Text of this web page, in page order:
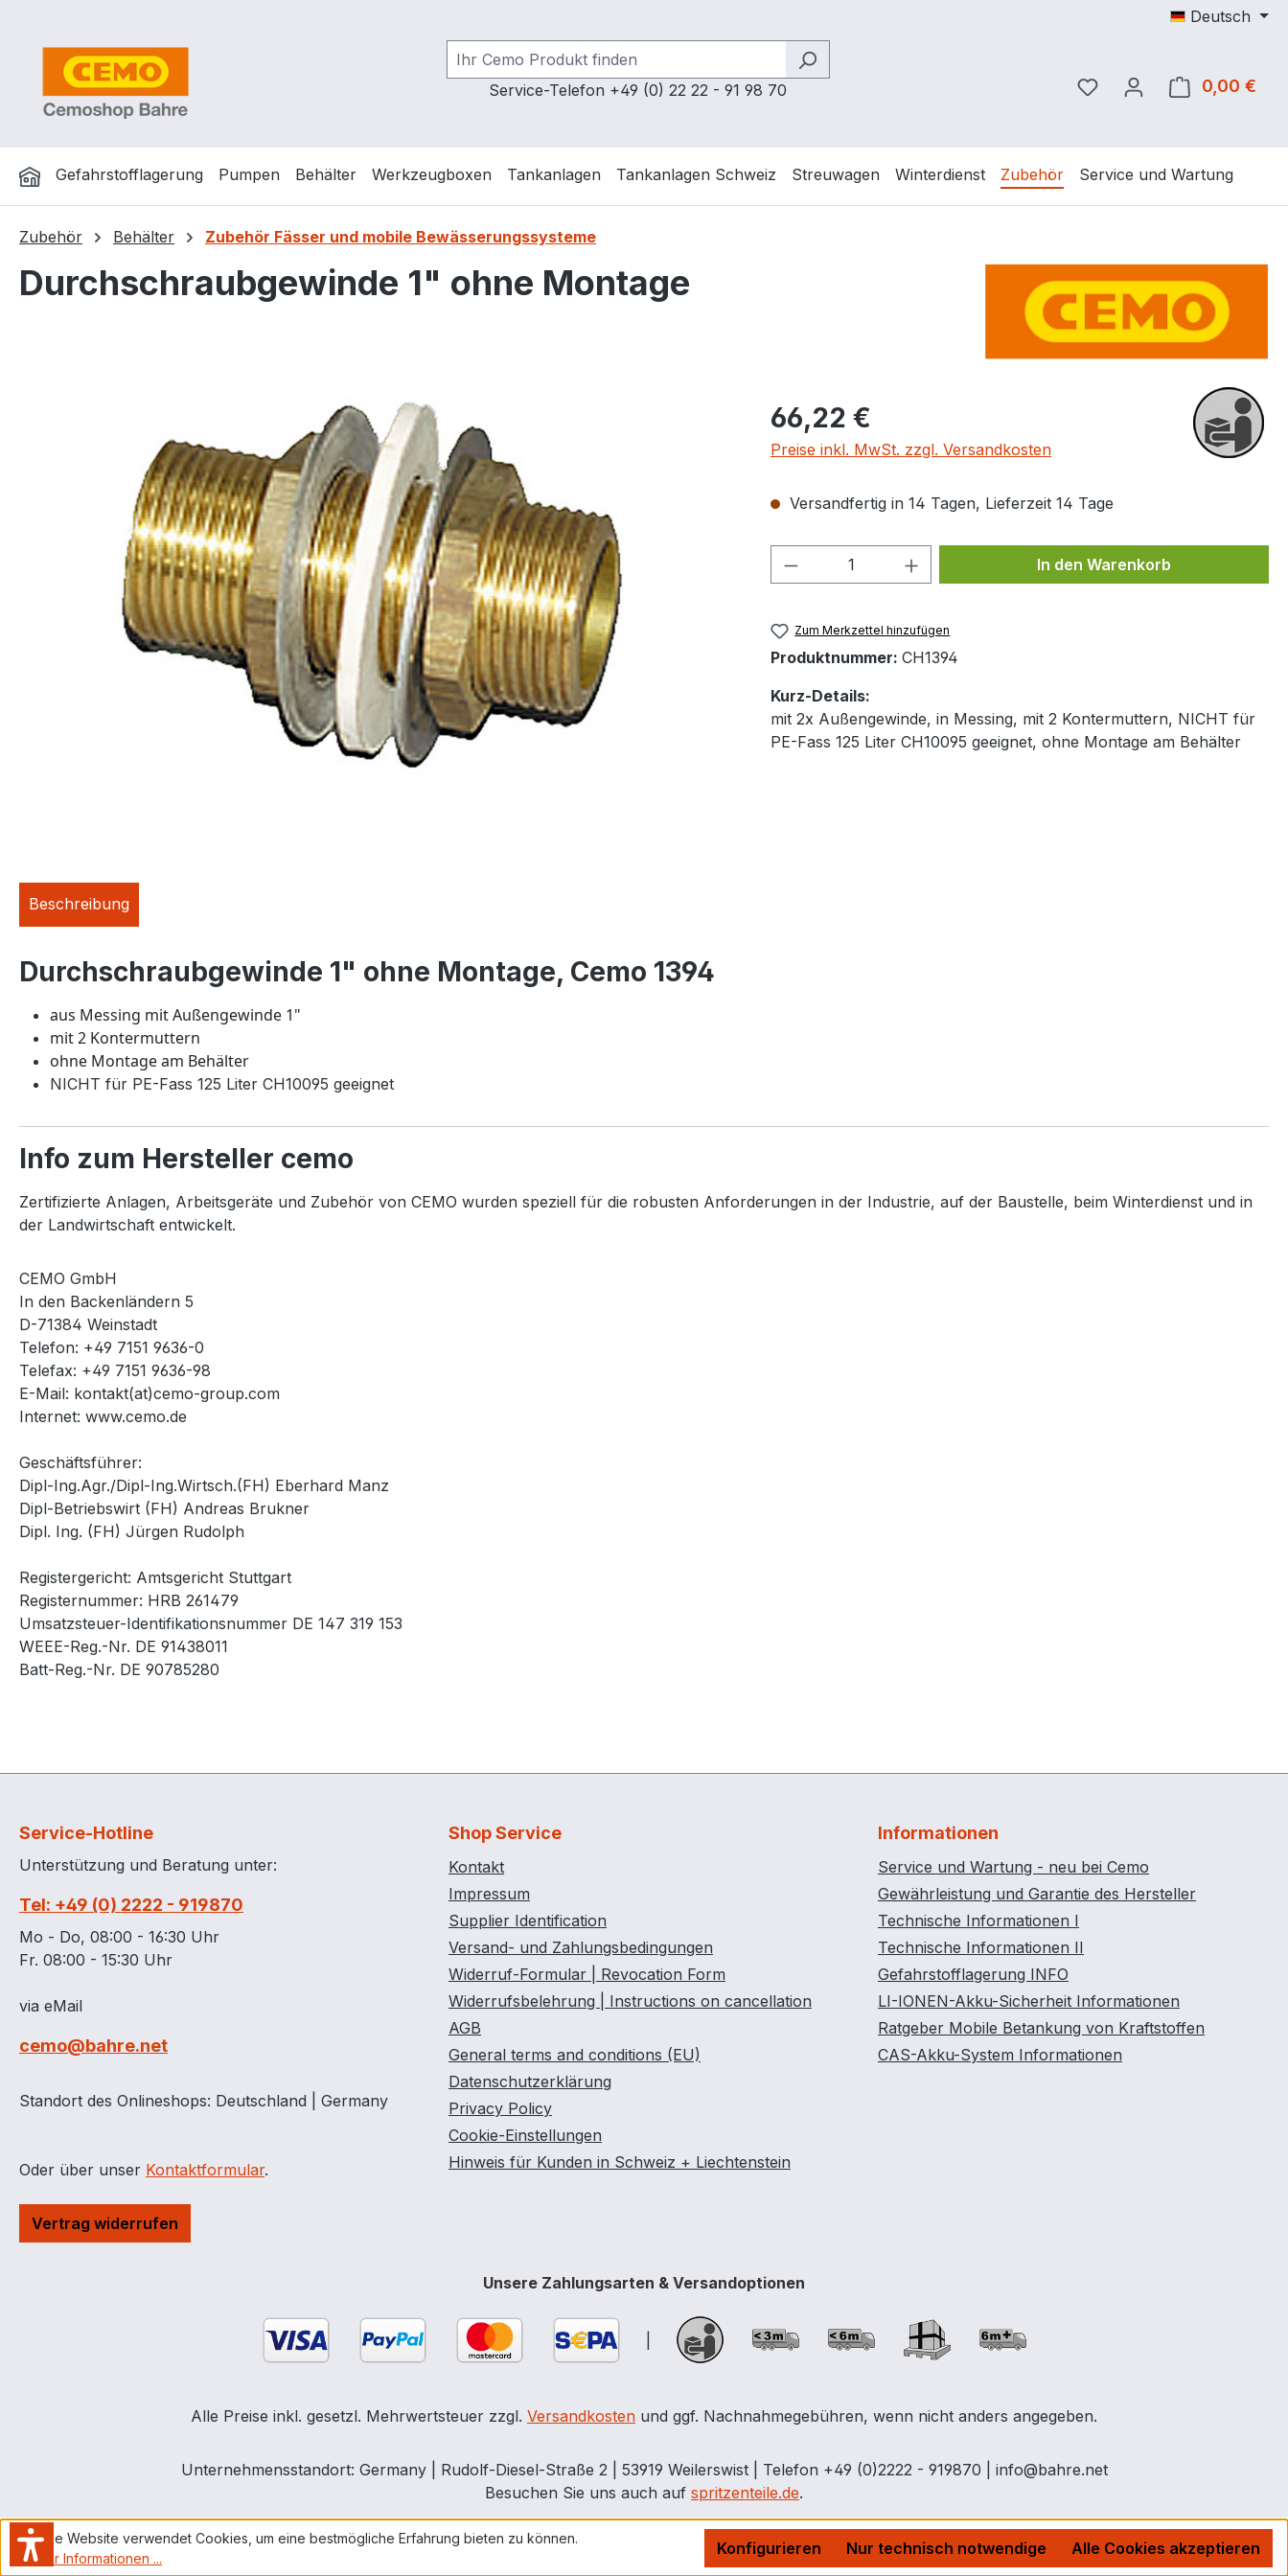
Deutsch
Service-Telefon +49 (0) 22 22 - 91 98 70 Du hast 0 Produkte auf
0,00 €
Gefahrstofflagerung Pumpen Behälter Werkzeugboxen Tankanlagen Tankanlagen Schweiz Streuwagen Winterdienst Zubehör Service und Wartung
Zubehör Behälter Zubehör Fässer und mobile Bewässerungssysteme
Durchschraubgewinde 1" ohne Montage
Regulärer Preis:
66,22 €
Preise inkl. MwSt. zzgl. Versandkosten
Versandfertig in 14 Tagen, Lieferzeit 14 Tage
Produkt Anzahl: Gib den gewünschten Wert
In den Warenkorb
Zum Merkzettel hinzufügen
Produktnummer: CH1394
Kurz-Details:
mit 2x Außengewinde, in Messing, mit 2 Kontermuttern, NICHT für
PE-Fass 125 Liter CH10095 geeignet, ohne Montage am Behälter
Beschreibung
Durchschraubgewinde 1" ohne Montage, Cemo 1394
aus Messing mit Außengewinde 1"
mit 2 Kontermuttern
ohne Montage am Behälter
NICHT für PE-Fass 125 Liter CH10095 geeignet
Info zum Hersteller cemo
Zertifizierte Anlagen, Arbeitsgeräte und Zubehör von CEMO wurden speziell für die robusten Anforderungen in der Industrie, auf der Baustelle, beim Winterdienst und in
der Landwirtschaft entwickelt.
CEMO GmbH
In den Backenländern 5
D-71384 Weinstadt
Telefon: +49 7151 9636-0
Telefax: +49 7151 9636-98
E-Mail: kontakt(at)cemo-group.com
Internet: www.cemo.de
Geschäftsführer:
Dipl-Ing.Agr./Dipl-Ing.Wirtsch.(FH) Eberhard Manz
Dipl-Betriebswirt (FH) Andreas Brukner
Dipl. Ing. (FH) Jürgen Rudolph
Registergericht: Amtsgericht Stuttgart
Registernummer: HRB 261479
Umsatzsteuer-Identifikationsnummer DE 147 319 153
WEEE-Reg.-Nr. DE 91438011
Batt-Reg.-Nr. DE 90785280
Service-Hotline
Unterstützung und Beratung unter:
Tel: +49 (0) 2222 - 919870
Mo - Do, 08:00 - 16:30 Uhr
Fr. 08:00 - 15:30 Uhr
via eMail
cemo@bahre.net
Standort des Onlineshops: Deutschland | Germany
Oder über unser Kontaktformular.
Vertrag widerrufen
Shop Service
Kontakt
Impressum
Supplier Identification
Versand- und Zahlungsbedingungen
Widerruf-Formular | Revocation Form
Widerrufsbelehrung | Instructions on cancellation
AGB
General terms and conditions (EU)
Datenschutzerklärung
Privacy Policy
Cookie-Einstellungen
Hinweis für Kunden in Schweiz + Liechtenstein
Informationen
Service und Wartung - neu bei Cemo
Gewährleistung und Garantie des Hersteller
Technische Informationen I
Technische Informationen II
Gefahrstofflagerung INFO
LI-IONEN-Akku-Sicherheit Informationen
Ratgeber Mobile Betankung von Kraftstoffen
CAS-Akku-System Informationen
Unsere Zahlungsarten & Versandoptionen
Alle Preise inkl. gesetzl. Mehrwertsteuer zzgl. Versandkosten und ggf. Nachnahmegebühren, wenn nicht anders angegeben.
Unternehmensstandort: Germany | Rudolf-Diesel-Straße 2 | 53919 Weilerswist | Telefon +49 (0)2222 - 919870 | info@bahre.net
Besuchen Sie uns auch auf spritzenteile.de.
Diese Website verwendet Cookies, um eine bestmögliche Erfahrung bieten zu können.
Mehr Informationen ...
Nur technisch notwendige
Konfigurieren Alle Cookies akzeptieren